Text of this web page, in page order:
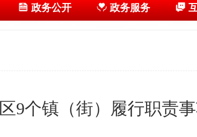
政务公开 政务服务
9个镇（街）履行职责